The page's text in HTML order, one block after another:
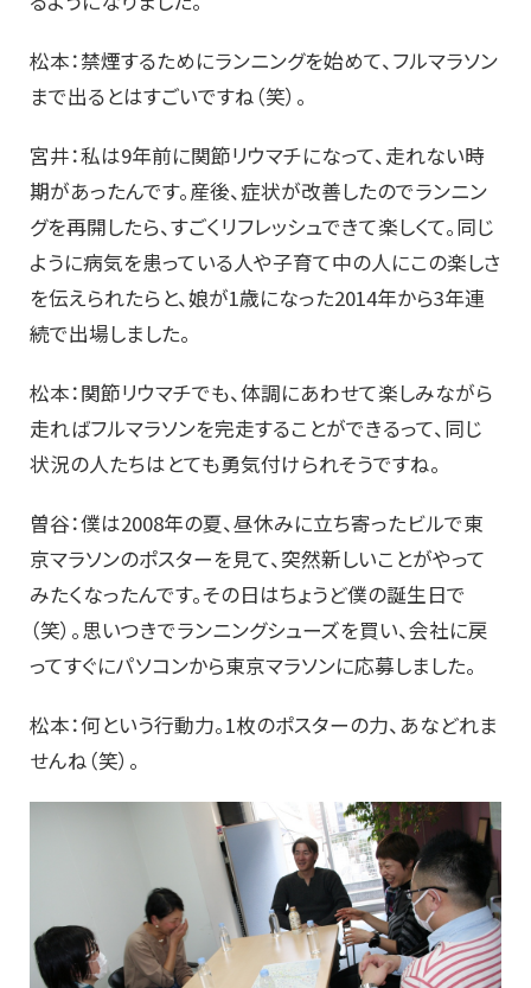
松本：禁煙するためにランニングを始めて、フルマラソン
まで出るとはすごいですね（笑）。
宮井：私は9年前に関節リウマチになって、走れない時
期があったんです。産後、症状が改善したのでランニン
グを再開したら、すごくリフレッシュできて楽しくて。同じ
ように病気を患っている人や子育て中の人にこの楽しさ
を伝えられたらと、娘が1歳になった2014年から3年連
続で出場しました。
松本：関節リウマチでも、体調にあわせて楽しみながら
走ればフルマラソンを完走することができるって、同じ
状況の人たちはとても勇気付けられそうですね。
曽谷：僕は2008年の夏、昼休みに立ち寄ったビルで東
京マラソンのポスターを見て、突然新しいことがやって
みたくなったんです。その日はちょうど僕の誕生日で
（笑）。思いつきでランニングシューズを買い、会社に戻
ってすぐにパソコンから東京マラソンに応募しました。
松本：何という行動力。1枚のポスターの力、あなどれま
せんね（笑）。